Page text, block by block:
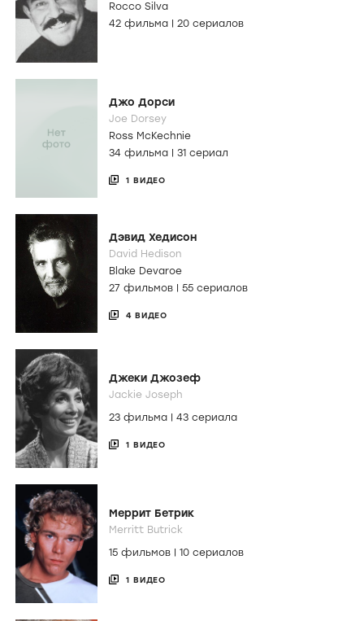
Rocco Silva
42 фильма
20 сериалов
Джо Дорси
Joe Dorsey
Ross McKechnie
34 фильма | 31 сериал
1 ВИДЕО
Дэвид Хедисон
David Hedison
Blake Devaroe
27 фильмов | 55 сериалов
4 ВИДЕО
Джеки Джозеф
Jackie Joseph
23 фильма | 43 сериала
1 ВИДЕО
Меррит Бетрик
Merritt Butrick
15 фильмов | 10 сериалов
1 ВИДЕО